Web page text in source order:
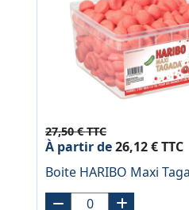
27,50 € TTC
À partir de26,12 € TTC
Boite HARIBO Maxi